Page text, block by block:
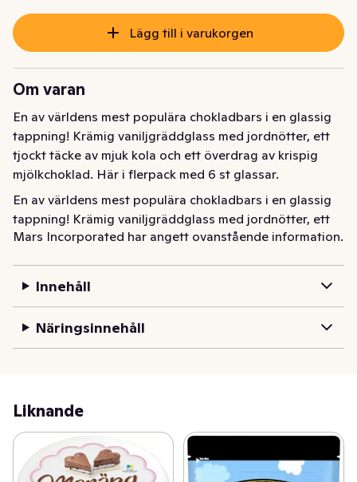
Lägg till i varukorgen
Om varan
En av världens mest populära chokladbars i en glassig
tappning! Krämig vaniljgräddglass med jordnötter, ett
tjockt täcke av mjuk kola och ett överdrag av krispig
mjölkchoklad. Här i flerpack med 6 st glassar.
En av världens mest populära chokladbars i en glassig
tappning! Krämig vaniljgräddglass med jordnötter, ett
tjockt täcke av mjuk kola och ett överdrag av krispig
Mars Incorporated har angett ovanstående information.
Innehåll
Näringsinnehåll
Liknande